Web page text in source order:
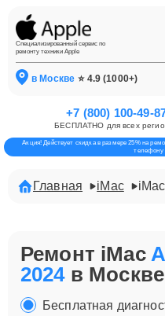
Специализированный сервис по
ремонту техники Apple
в Москве ⭐ 4.9 (1000+)
+7 (800) 100-49-
БЕСПЛАТНО для всех
Акция! Действует скидка в размере 25% на
телефону
Главная iMac
Ремонт iMac
2024в Москве
Бесплатная